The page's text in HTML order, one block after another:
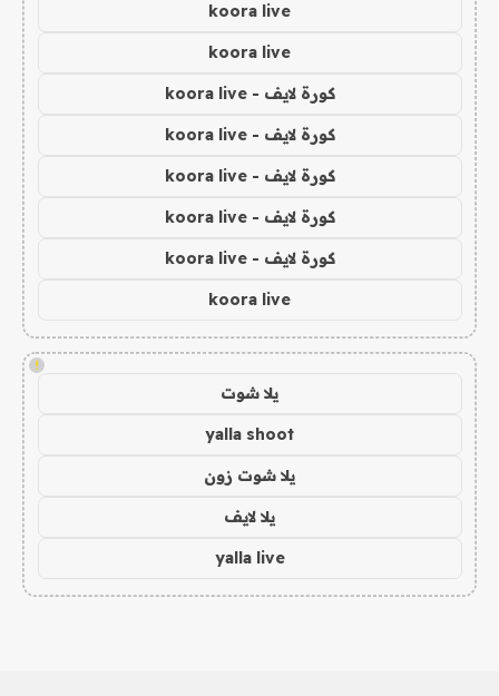
koora live
koora live
كورة لايف - koora live
كورة لايف - koora live
كورة لايف - koora live
كورة لايف - koora live
كورة لايف - koora live
koora live
!
يلا شوت
yalla shoot
يلا شوت زون
يلا لايف
yalla live